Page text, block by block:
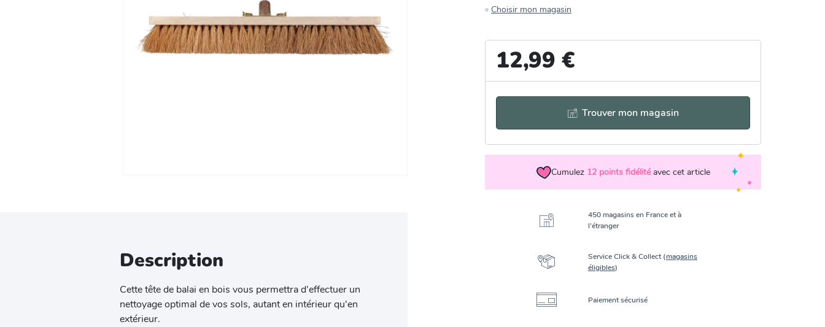
Zoomer sur l'image
Description
Cette tête de balai en bois vous permettra d'effectuer un
nettoyage optimal de vos sols, autant en intérieur qu'en
extérieur.
Choisir mon magasin
12,99 €
Trouver mon magasin
Cumulez 12 points fidélité avec cet article
450 magasins en France et à
l’étranger
Service Click & Collect (magasins
éligibles)
Paiement sécurisé